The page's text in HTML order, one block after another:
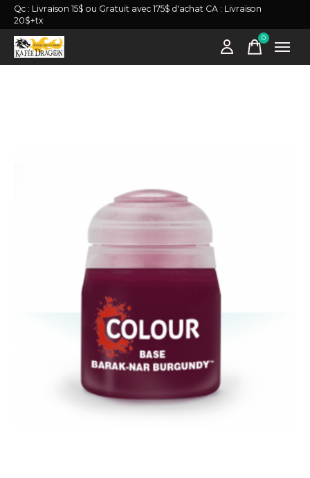
Qc : Livraison 15$ ou Gratuit avec 175$ d'achat CA : Livraison
20$+tx
0items